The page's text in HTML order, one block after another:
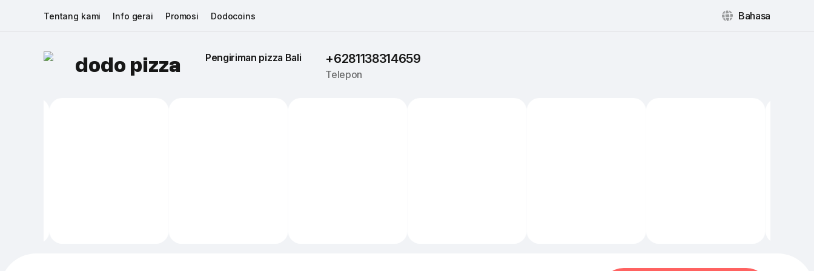
Tentang kami Info gerai Promosi Dodocoins Bahasa
dodo pizza Pengiriman pizza Bali +6281138314659
Telepon